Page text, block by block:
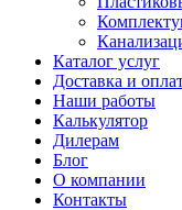
Каталог услуг
Доставка и
Наши работы
Калькулятор
Дилерам
Блог
О компании
Контакты